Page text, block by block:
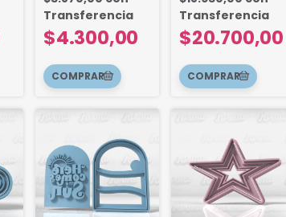
$4.300,00
Transferencia
$20.700,00
Transferencia